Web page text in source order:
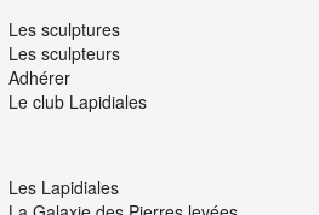
Les sculptures
Les sculpteurs
Adhérer
Le club Lapidiales
Les Lapidiales